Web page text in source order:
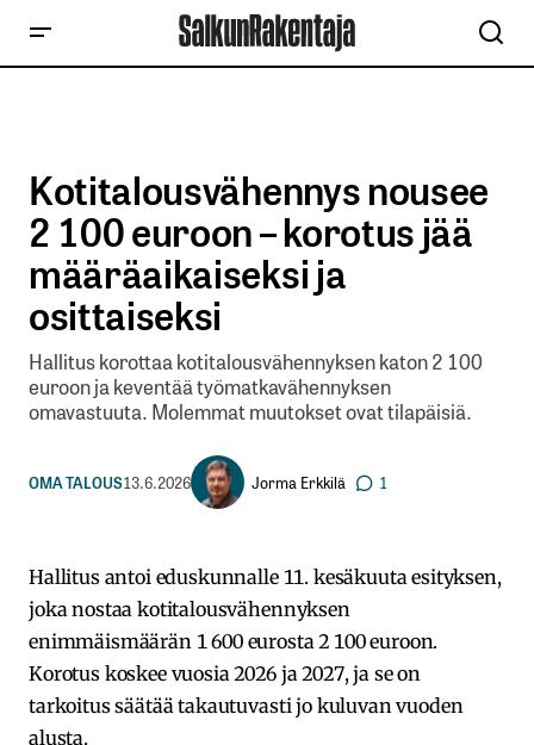
Kotitalousvähennys nousee
2 100 euroon – korotus jää
määräaikaiseksi ja
osittaiseksi
Hallitus korottaa kotitalousvähennyksen katon 2 100
euroon ja keventää työmatkavähennyksen
omavastuuta. Molemmat muutokset ovat tilapäisiä.
OMA TALOUS13.6.2026 Jorma Erkkilä 1
Hallitus antoi eduskunnalle 11. kesäkuuta esityksen,
joka nostaa kotitalousvähennyksen
enimmäismäärän 1 600 eurosta 2 100 euroon.
Korotus koskee vuosia 2026 ja 2027, ja se on
tarkoitus säätää takautuvasti jo kuluvan vuoden
alusta.